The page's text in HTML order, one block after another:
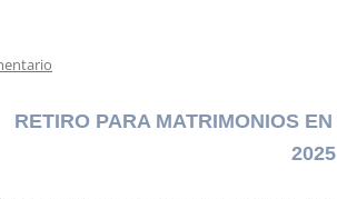
RETIRO PARA MATRIMONIOS EN
2025